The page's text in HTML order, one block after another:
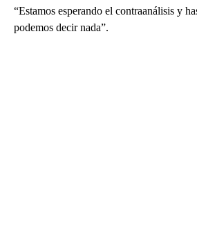
“Estamos esperando el contraanálisis y
podemos decir nada”.